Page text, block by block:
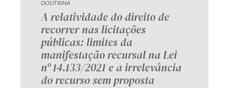
DOUTRINA
A relatividade do direito de
recorrer nas licitações
públicas: limites da
manifestação recursal na Lei
nº 14.133/2021 e a irrelevância
do recurso sem proposta